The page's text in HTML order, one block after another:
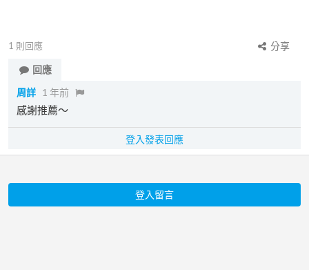
1 則回應
分享
回應
周詳 1 年前
感謝推薦～
登入發表回應
登入留言